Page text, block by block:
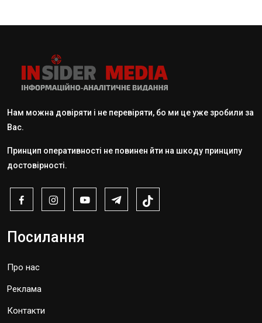
Нам можна довіряти і не перевіряти, бо ми це уже зробили за
Вас.
Принцип оперативності не повинен йти на шкоду принципу
достовірності.
Посилання
Про нас
Реклама
Контакти